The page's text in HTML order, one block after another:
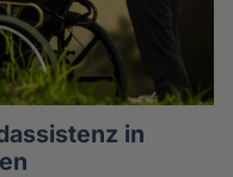
in